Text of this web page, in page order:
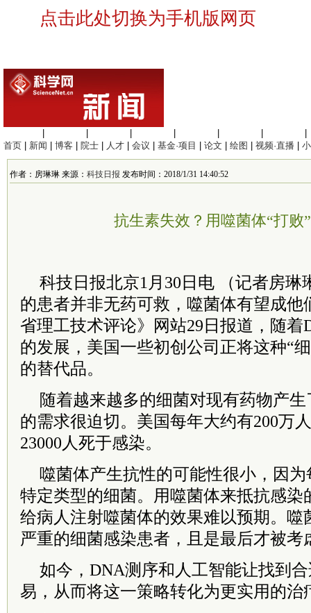
点击此处切换为手机版网页
首页
新闻 博客 院士 人才 会议 基金·项目 论文 绘图 视频·直播
作者：房琳琳 来源： 科技日报 发布时间：2018/1/31 14:40:52
抗生素失效？用噬菌体“打败
科技日报北京1月30日电 （记者房琳
的患者并非无药可救，噬菌体有望成他
省理工技术评论》网站29日报道，随着
的发展，美国一些初创公司正将这种“
的替代品。
随着越来越多的细菌对现有药物产
的需求很迫切。美国每年大约有200万
23000人死于感染。
噬菌体产生抗性的可能性很小，因
特定类型的细菌。用噬菌体来抵抗感染
给病人注射噬菌体的效果难以预期。噬
严重的细菌感染患者，且是最后才被考
如今，DNA测序和人工智能让找到
易，从而将这一策略转化为更实用的治